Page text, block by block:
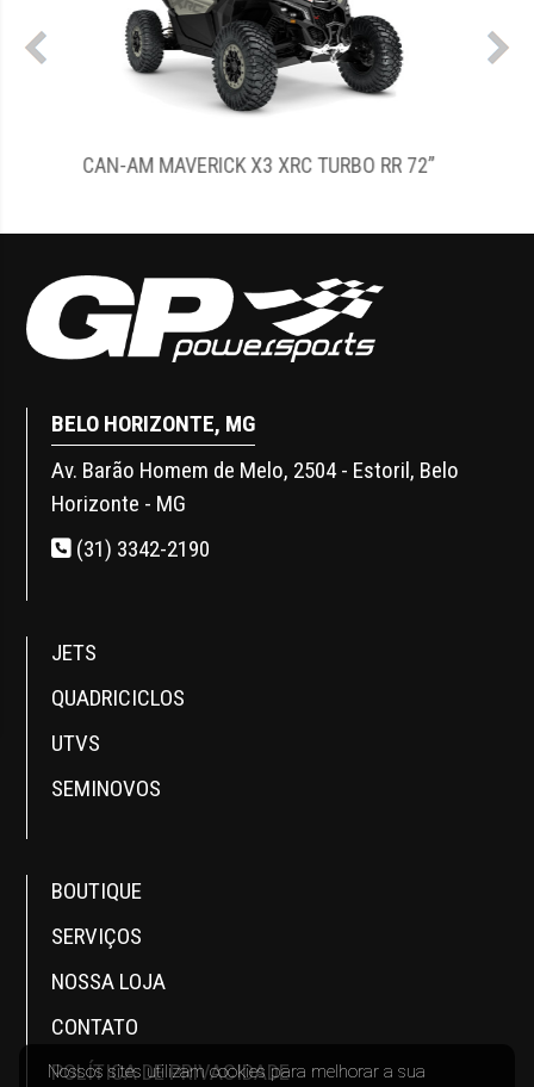
CAN-AM MAVERICK R MAX XRC
BELO HORIZONTE, MG
Av. Barão Homem de Melo, 2504 - Estoril, Belo
Horizonte - MG
(31) 3342-2190
JETS
QUADRICICLOS
UTVS
SEMINOVOS
BOUTIQUE
SERVIÇOS
NOSSA LOJA
CONTATO
POLÍTICA DE PRIVACIDADE
Nossos sites utilizam cookies para melhorar a sua